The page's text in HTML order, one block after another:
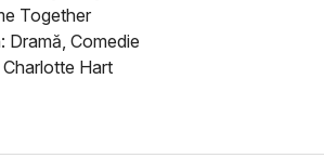
Together
Dramă, Comedie
Charlotte Hart